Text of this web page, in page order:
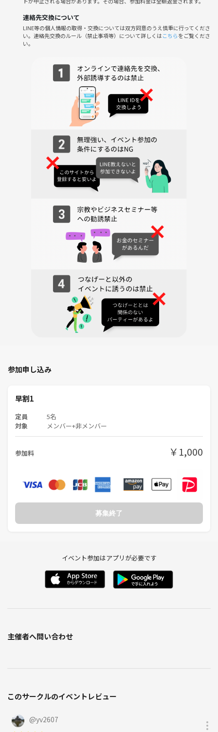
連絡先交換について
LINE等の個人情報の取得・交換については双方同意のうえ慎重に行ってくださ
い。連絡先交換のルール（禁止事項等）について詳しくはこちらをご覧くださ
い。
参加申し込み
早割1
定員 5名
対象 メンバー+非メンバー
参加料 ￥1,000
募集終了
イベント参加はアプリが必要です
主催者へ問い合わせ
このサークルのイベントレビュー
@yv2607